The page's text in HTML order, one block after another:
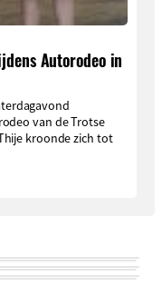
Autorodeo in
van de Trotse
kroonde zich tot